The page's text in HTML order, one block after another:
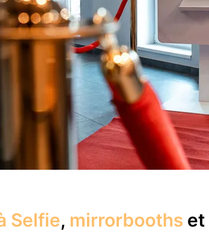
Selfie, mirrorbooths et